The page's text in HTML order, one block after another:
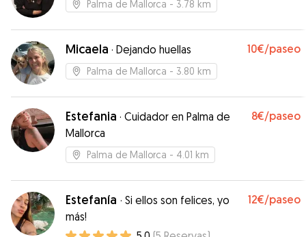
Palma de Mallorca - 3.78 km
Micaela · Dejando huellas 10€/paseo
Palma de Mallorca - 3.80 km
Estefania · Cuidador en Palma de
Mallorca
8€/paseo
Palma de Mallorca - 4.01 km
Estefanía · Si ellos son felices, yo
más!
12€/paseo